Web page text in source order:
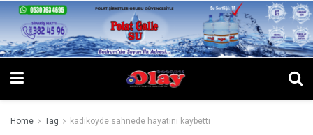
Home Tag kadikoyde sahnede hayatini kaybetti